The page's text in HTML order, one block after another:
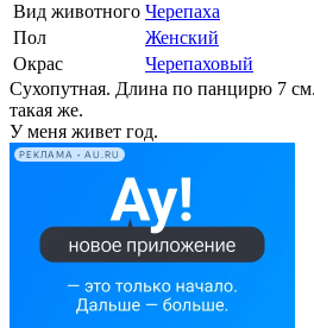
Вид животного Черепаха
Пол
Женский
Окрас
Черепаховый
Сухопутная. Длина по панцирю 7
такая же.
У меня живет год.
РЕКЛАМА • AU.RU